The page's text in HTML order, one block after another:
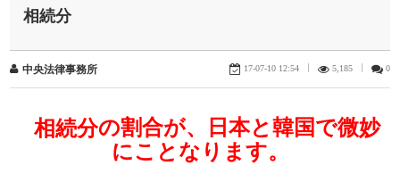
相続分
中央法律事務所 17-07-10 12:54 5,185 0
相続分の割合が、 日本と韓国で微妙
にことなります。